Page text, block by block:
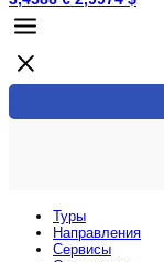
Туры
Направления
Сервисы